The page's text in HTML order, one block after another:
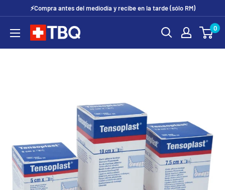
contenido
⚡Compra antes del mediodía y recibe en la tarde (sólo RM)
tubotiquin.cl 0